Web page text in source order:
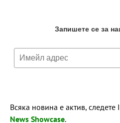
Всяка новина е актив,
News Showcase.